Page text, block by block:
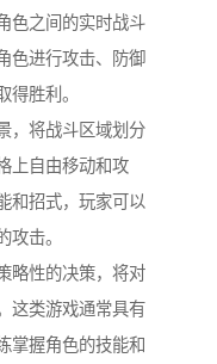
色之间的实时战斗
色进行攻击、防御
得胜利。
，将战斗区域划分
上自由移动和攻
和招式，玩家可以
攻击。
略性的决策，将对
这类游戏通常具有
掌握角色的技能和